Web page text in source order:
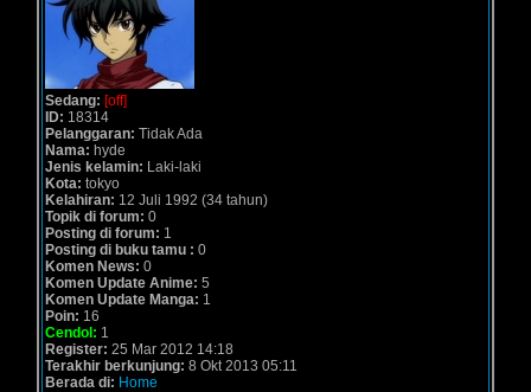
Sedang: [off]
ID: 18314
Pelanggaran: Tidak Ada
Nama: hyde
Jenis kelamin: Laki-laki
Kota: tokyo
Kelahiran: 12 Juli 1992 (34 tahun)
Topik di forum: 0
Posting di forum: 1
Posting di buku tamu : 0
Komen News: 0
Komen Update Anime: 5
Komen Update Manga: 1
Poin: 16
Cendol: 1
Register: 25 Mar 2012 14:18
Terakhir berkunjung: 8 Okt 2013 05:11
Berada di: Home